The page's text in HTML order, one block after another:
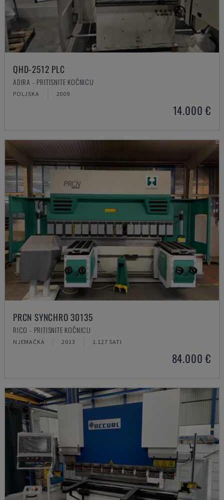
QHD-2512 PLC
ADIRA - PRITISNITE KOČNICU
POLJSKA 2009
14.000 €
PRCN SYNCHRO 30135
RICO - PRITISNITE KOČNICU
NJEMAČKA 2013 1.127 SATI
84.000 €